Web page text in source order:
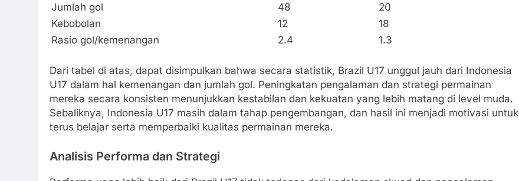
Jumlah gol
48
20
Kebobolan
12
18
Rasio gol/kemenangan
2.4 1.3
Dari tabel di atas, dapat disimpulkan bahwa secara statistik, Brazil U17 unggul jauh dari Indonesia
U17 dalam hal kemenangan dan jumlah gol. Peningkatan pengalaman dan strategi permainan
mereka secara konsisten menunjukkan kestabilan dan kekuatan yang lebih matang di level muda.
Sebaliknya, Indonesia U17 masih dalam tahap pengembangan, dan hasil ini menjadi motivasi untuk
terus belajar serta memperbaiki kualitas permainan mereka.
Analisis Performa dan Strategi